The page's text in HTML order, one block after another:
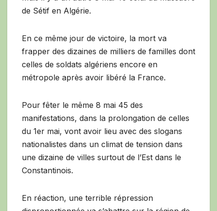
de Sétif en Algérie.
En ce même jour de victoire, la mort va
frapper des dizaines de milliers de familles dont
celles de soldats algériens encore en
métropole après avoir libéré la France.
Pour fêter le même 8 mai 45 des
manifestations, dans la prolongation de celles
du 1er mai, vont avoir lieu avec des slogans
nationalistes dans un climat de tension dans
une dizaine de villes surtout de l’Est dans le
Constantinois.
En réaction, une terrible répression